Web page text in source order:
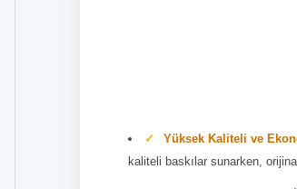
Yüksek Kaliteli ve
kaliteli baskılar sunarken,